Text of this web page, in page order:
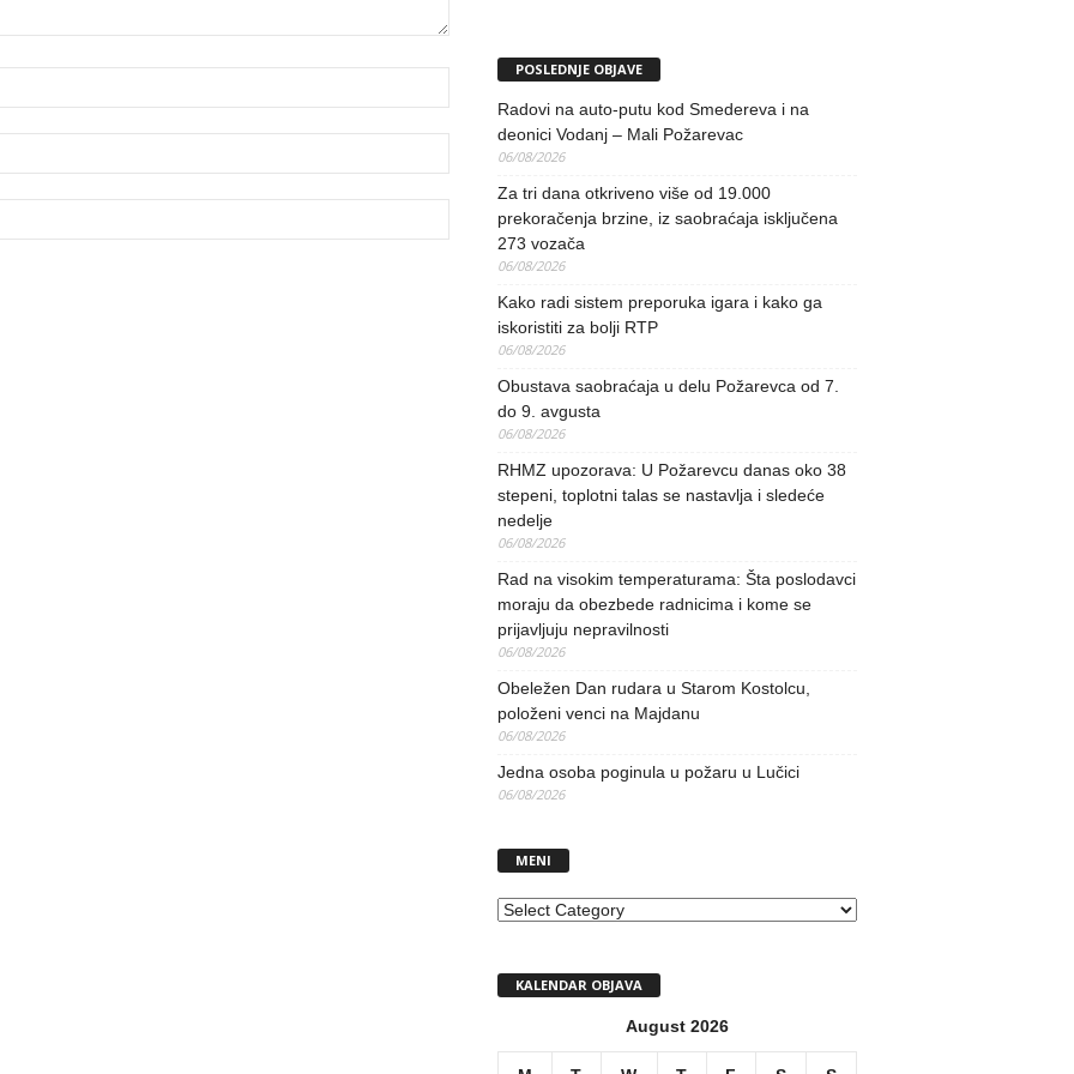
POSLEDNJE OBJAVE
Radovi na auto-putu kod Smedereva i na
deonici Vodanj – Mali Požarevac
06/08/2026
Za tri dana otkriveno više od 19.000
prekoračenja brzine, iz saobraćaja isključena
273 vozača
06/08/2026
Kako radi sistem preporuka igara i kako ga
iskoristiti za bolji RTP
06/08/2026
Obustava saobraćaja u delu Požarevca od 7.
do 9. avgusta
06/08/2026
RHMZ upozorava: U Požarevcu danas oko 38
stepeni, toplotni talas se nastavlja i sledeće
nedelje
06/08/2026
Rad na visokim temperaturama: Šta poslodavci
moraju da obezbede radnicima i kome se
prijavljuju nepravilnosti
06/08/2026
Obeležen Dan rudara u Starom Kostolcu,
položeni venci na Majdanu
06/08/2026
Jedna osoba poginula u požaru u Lučici
06/08/2026
MENI
MENI
KALENDAR OBJAVA
August 2026